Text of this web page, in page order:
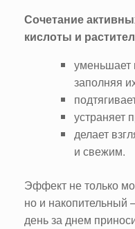
Сочетание
кислоты и
уменьшает
заполняя
устраняет
делает
и свежим.
Эффект не только
но и
день за днем